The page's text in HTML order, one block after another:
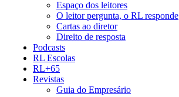
Espaço dos leitores
O leitor pergunta, o RL responde
Cartas ao diretor
Direito de resposta
Podcasts
RL Escolas
RL+65
Revistas
Guia do Empresário